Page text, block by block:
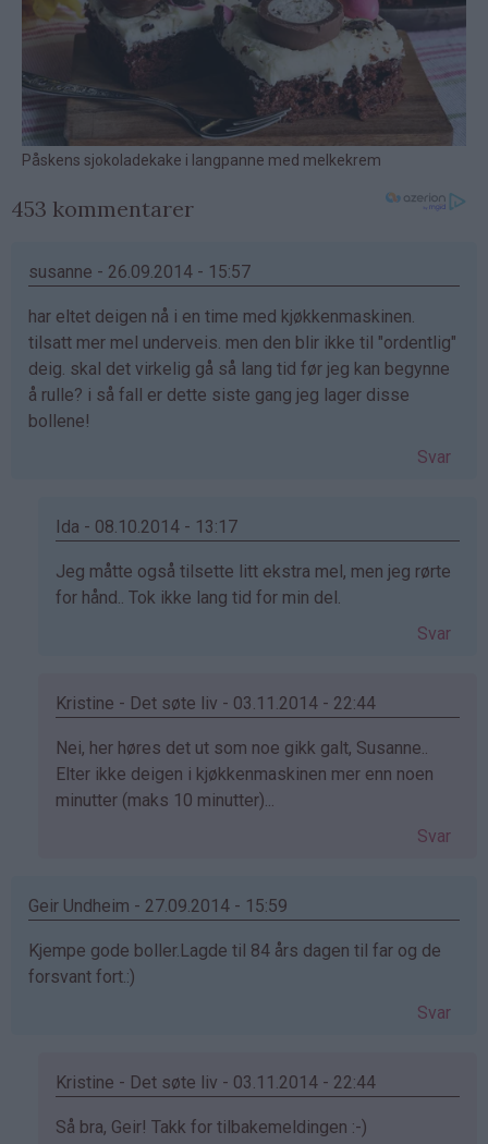
453 kommentarer
susanne - 26.09.2014 - 15:57
har eltet deigen nå i en time med kjøkkenmaskinen.
tilsatt mer mel underveis. men den blir ikke til "ordentlig"
deig. skal det virkelig gå så lang tid før jeg kan begynne
å rulle? i så fall er dette siste gang jeg lager disse
bollene!
Svar
Ida - 08.10.2014 - 13:17
Som
svar
(ikke
Jeg måtte også tilsette litt ekstra mel, men jeg rørte
for hånd.. Tok ikke lang tid for min del.
Svar
Kristine - Det søte liv - 03.11.2014 - 22:44
Som
svar
på
bekreftet)
Nei, her høres det ut som noe gikk galt, Susanne..
Elter ikke deigen i kjøkkenmaskinen mer enn noen
minutter (maks 10 minutter)...
Svar
Geir Undheim - 27.09.2014 - 15:59
Kjempe gode boller.Lagde til 84 års dagen til far og de
forsvant fort.:)
Svar
Kristine - Det søte liv - 03.11.2014 - 22:44
Som
Så bra, Geir! Takk for tilbakemeldingen :-)